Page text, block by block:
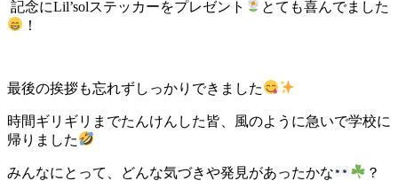
記念にLil’solステッカーをプレゼント
とても喜んでました
！
最後の挨拶も忘れずしっかりできました
時間ギリギリまでたんけんした皆、風のように急いで学校に
帰りました
みんなにとって、どんな気づきや発見があったかな ？